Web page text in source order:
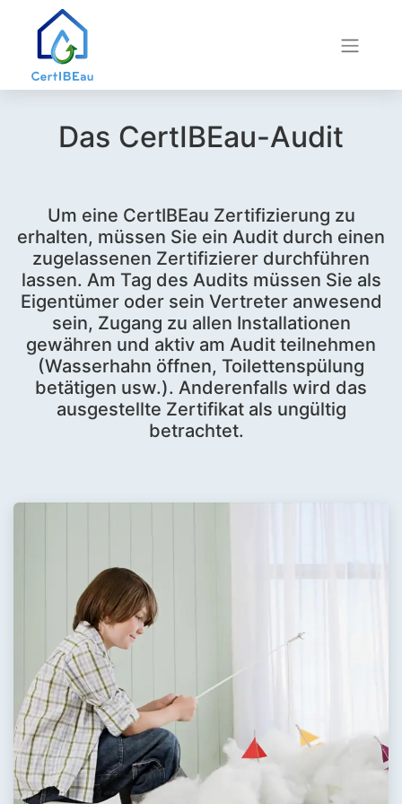
Das CertIBEau-Audit
Um eine CertIBEau Zertifizierung zu
erhalten, müssen Sie ein Audit durch einen
zugelassenen Zertifizierer durchführen
lassen. Am Tag des Audits müssen Sie als
Eigentümer oder sein Vertreter anwesend
sein, Zugang zu allen Installationen
gewähren und aktiv am Audit teilnehmen
(Wasserhahn öffnen, Toilettenspülung
betätigen usw.). Anderenfalls wird das
ausgestellte Zertifikat als ungültig
betrachtet.